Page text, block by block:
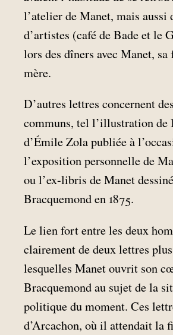
l’atelier de Manet, mais aussi
d’artistes (café de Bade et le
lors des dîners avec Manet, sa
mère.
D’autres lettres concernent
communs, tel l’illustration de
d’Émile Zola publiée à
l’exposition personnelle de
ou l’ex-libris de Manet
Bracquemond en 1875.
Le lien fort entre les deux
clairement de deux lettres
lesquelles Manet ouvrit son
Bracquemond au sujet de la
politique du moment. Ces
d’Arcachon, où il attendait la